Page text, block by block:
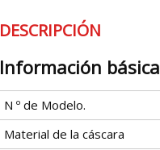
DESCRIPCIÓN
Información básica
N º de Modelo.
Material de la cáscara